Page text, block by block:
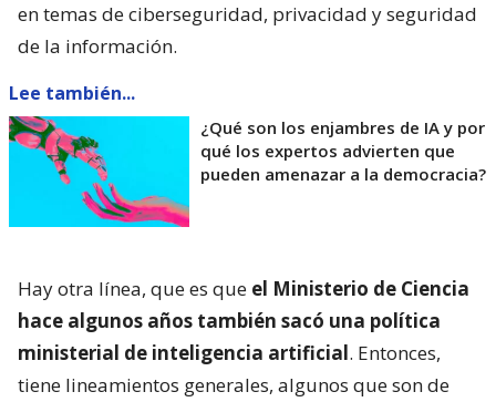
en temas de ciberseguridad, privacidad y seguridad
de la información.
Lee también...
¿Qué son los enjambres de IA y por
qué los expertos advierten que
pueden amenazar a la democracia?
Hay otra línea, que es que el Ministerio de Ciencia
hace algunos años también sacó una política
ministerial de inteligencia artificial. Entonces,
tiene lineamientos generales, algunos que son de